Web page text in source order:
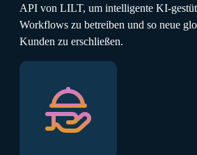
API von LILT, um intelligente KI-
Workflows zu betreiben und so neue
Kunden zu erschließen.